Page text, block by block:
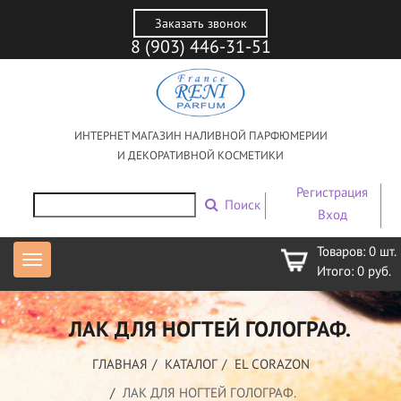
Заказать звонок
8 (903) 446-31-51
ИНТЕРНЕТ МАГАЗИН НАЛИВНОЙ ПАРФЮМЕРИИ
И ДЕКОРАТИВНОЙ КОСМЕТИКИ
Поиск
Регистрация
Вход
Товаров: 0 шт.
Итого: 0 руб.
ЛАК ДЛЯ НОГТЕЙ ГОЛОГРАФ.
ГЛАВНАЯ КАТАЛОГ
EL CORAZON
ЛАК ДЛЯ НОГТЕЙ ГОЛОГРАФ.